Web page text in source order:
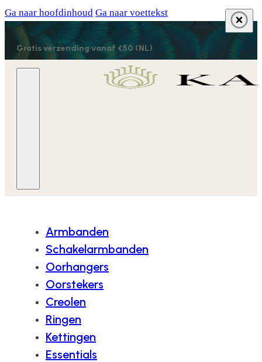
Ga naar hoofdinhoud Ga naar voettekst
Gratis verzending vanaf €50 (NL)
Armbanden
Schakelarmbanden
Oorhangers
Oorstekers
Creolen
Ringen
Kettingen
Essentials